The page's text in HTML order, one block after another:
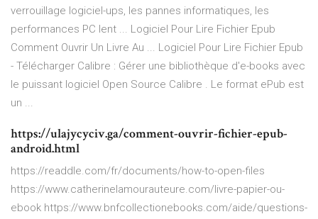
verrouillage logiciel-ups, les pannes informatiques, les
performances PC lent ... Logiciel Pour Lire Fichier Epub
Comment Ouvrir Un Livre Au ... Logiciel Pour Lire Fichier Epub
- Télécharger Calibre : Gérer une bibliothèque d'e-books avec
le puissant logiciel Open Source Calibre . Le format ePub est
un ...
https://ulajycyciv.ga/comment-ouvrir-fichier-epub-
android.html
https://readdle.com/fr/documents/how-to-open-files
https://www.catherinelamourauteure.com/livre-papier-ou-
ebook https://www.bnfcollectionebooks.com/aide/questions-